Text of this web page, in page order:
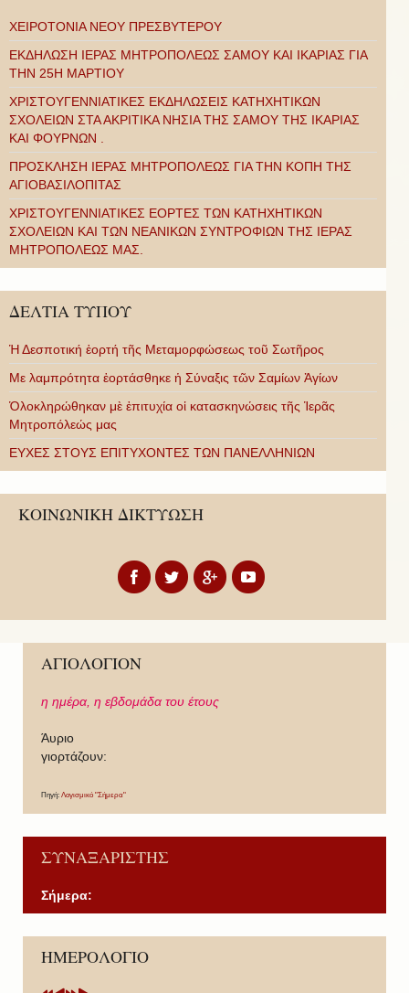
ΧΕΙΡΟΤΟΝΙΑ ΝΕΟΥ ΠΡΕΣΒΥΤΕΡΟΥ
ΕΚΔΗΛΩΣΗ ΙΕΡΑΣ ΜΗΤΡΟΠΟΛΕΩΣ ΣΑΜΟΥ ΚΑΙ ΙΚΑΡΙΑΣ ΓΙΑ
ΤΗΝ 25Η ΜΑΡΤΙΟΥ
ΧΡΙΣΤΟΥΓΕΝΝΙΑΤΙΚΕΣ ΕΚΔΗΛΩΣΕΙΣ ΚΑΤΗΧΗΤΙΚΩΝ
ΣΧΟΛΕΙΩΝ ΣΤΑ ΑΚΡΙΤΙΚΑ ΝΗΣΙΑ ΤΗΣ ΣΑΜΟΥ ΤΗΣ ΙΚΑΡΙΑΣ
ΚΑΙ ΦΟΥΡΝΩΝ .
ΠΡΟΣΚΛΗΣΗ ΙΕΡΑΣ ΜΗΤΡΟΠΟΛΕΩΣ ΓΙΑ ΤΗΝ ΚΟΠΗ ΤΗΣ
ΑΓΙΟΒΑΣΙΛΟΠΙΤΑΣ
ΧΡΙΣΤΟΥΓΕΝΝΙΑΤΙΚΕΣ ΕΟΡΤΕΣ ΤΩΝ ΚΑΤΗΧΗΤΙΚΩΝ
ΣΧΟΛΕΙΩΝ ΚΑΙ ΤΩΝ ΝΕΑΝΙΚΩΝ ΣΥΝΤΡΟΦΙΩΝ ΤΗΣ ΙΕΡΑΣ
ΜΗΤΡΟΠΟΛΕΩΣ ΜΑΣ.
ΔΕΛΤΙΑ ΤΥΠΟΥ
Ἡ Δεσποτική ἑορτή τῆς Μεταμορφώσεως τοῦ Σωτῆρος
Με λαμπρότητα ἑορτάσθηκε ἡ Σύναξις τῶν Σαμίων Ἁγίων
Ὁλοκληρώθηκαν μὲ ἐπιτυχία οἱ κατασκηνώσεις τῆς Ἱερᾶς
Μητροπόλεώς μας
ΕΥΧΕΣ ΣΤΟΥΣ ΕΠΙΤΥΧΟΝΤΕΣ ΤΩΝ ΠΑΝΕΛΛΗΝΙΩΝ
ΚΟΙΝΩΝΙΚΗ ΔΙΚΤΥΩΣΗ
ΑΓΙΟΛΟΓΙΟΝ
η ημέρα, η εβδομάδα του έτους
Άυριο
γιορτάζουν:
Πηγή: Λογισμικό "Σήμερα"
ΣΥΝΑΞΑΡΙΣΤΗΣ
Σήμερα:
ΗΜΕΡΟΛΟΓΙΟ
P
r
P
r
N
e
N
e